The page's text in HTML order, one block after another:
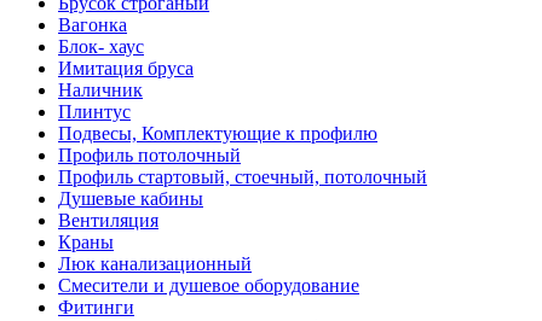
Вагонка
Блок- хаус
Имитация бруса
Наличник
Плинтус
Подвесы, Комплектующие к профилю
Профиль потолочный
Профиль стартовый, стоечный, потолочный
Душевые кабины
Вентиляция
Краны
Люк канализационный
Смесители и душевое оборудование
Фитинги